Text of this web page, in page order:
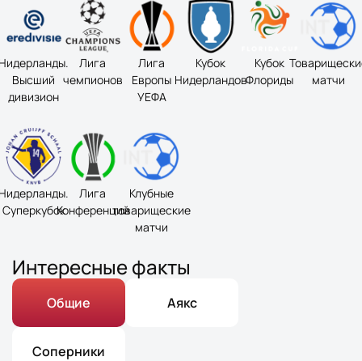
Высший
дивизион
Лига
чемпионов
Лига
Европы
УЕФА
Кубок
Нидерландов
Кубок
Флориды
матчи
Суперкубок
Лига
Конференций
Клубные
товарищеские
матчи
Интересные факты
Общие Аякс
Соперники